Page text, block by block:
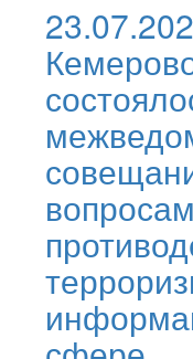
вопросам